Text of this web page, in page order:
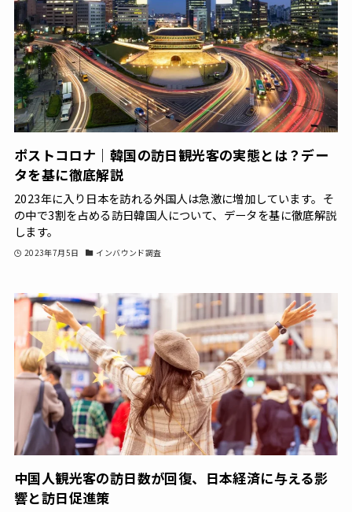
ポストコロナ｜韓国の訪日観光客の実態とは？デー
タを基に徹底解説
2023年に入り日本を訪れる外国人は急激に増加しています。そ
の中で3割を占める訪日韓国人について、データを基に徹底解説
します。
2023年7月5日 インバウンド調査
中国人観光客の訪日数が回復、日本経済に与える影
響と訪日促進策